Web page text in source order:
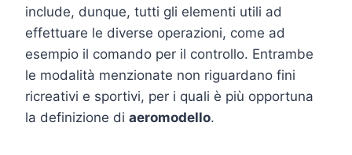
include, dunque, tutti gli elementi utili ad
effettuare le diverse operazioni, come ad
esempio il comando per il controllo. Entrambe
le modalità menzionate non riguardano fini
ricreativi e sportivi, per i quali è più opportuna
la definizione di aeromodello.